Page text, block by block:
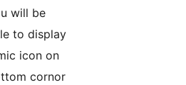
will be
to display
icon on
cornor